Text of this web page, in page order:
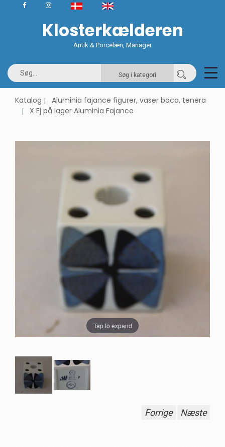
Klosterkælderen
Antik & Porcelæn, Mariager
Søg i kategori
Katalog
Aluminia fajance figurer, vaser baca, tenera
X Ej på lager Aluminia Fajance
Tap to expand
Forrige Næste